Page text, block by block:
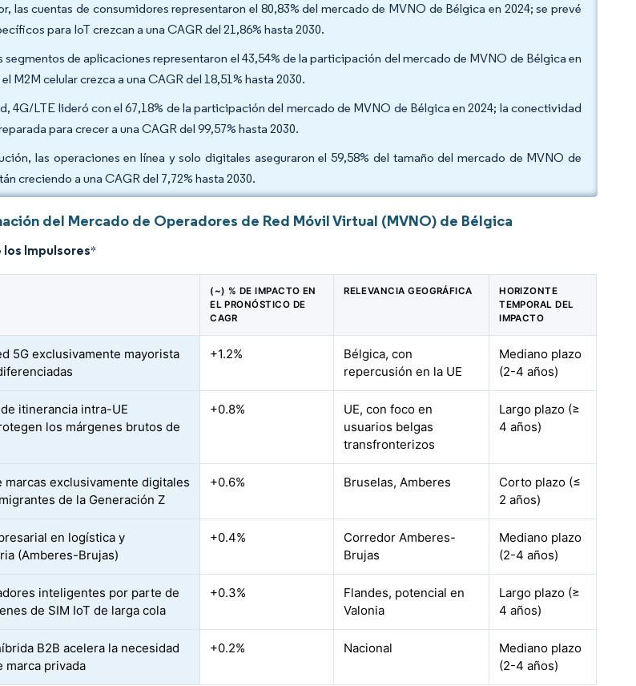
las cuentas de consumidores representaron el 80,83% del mercado de MVNO de Bélgica en 2024; se prevé
para IoT crezcan a una CAGR del 21,86% hasta 2030.
de aplicaciones representaron el 43,54% de la participación del mercado de MVNO de Bélgica en
M2M celular crezca a una CAGR del 18,51% hasta 2030.
4G/LTE lideró con el 67,18% de la participación del mercado de MVNO de Bélgica en 2024; la conectividad
para crecer a una CAGR del 99,57% hasta 2030.
las operaciones en línea y solo digitales aseguraron el 59,58% del tamaño del mercado de MVNO de
creciendo a una CAGR del 7,72% hasta 2030.
del Mercado de Operadores de Red Móvil Virtual (MVNO) de Bélgica
Impulsores*
(~) % DE IMPACTO EN
EL PRONÓSTICO DE
CAGR
RELEVANCIA GEOGRÁFICA
HORIZONTE
TEMPORAL DEL
IMPACTO
5G exclusivamente mayorista
+1.2%
Bélgica, con
repercusión en la UE
Mediano plazo
(2-4 años)
itinerancia intra-UE
los márgenes brutos de
+0.8%
UE, con foco en
usuarios belgas
transfronterizos
Largo plazo (≥
4 años)
marcas exclusivamente digitales
de la Generación Z
+0.6% Bruselas, Amberes
Corto plazo (≤
2 años)
en logística y
(Amberes-Brujas)
+0.4%
Corredor Amberes-
Brujas
Mediano plazo
(2-4 años)
inteligentes por parte de
de SIM IoT de larga cola
+0.3%
Flandes, potencial en
Valonia
Largo plazo (≥
4 años)
B2B acelera la necesidad
marca privada
+0.2% Nacional
Mediano plazo
(2-4 años)